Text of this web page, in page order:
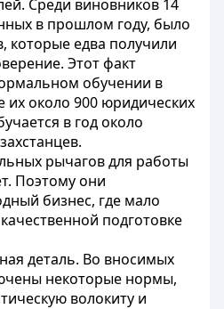
Среди виновников 14
в прошлом году, было
которые едва получили
Этот факт
обучении в
их около 900 юридических
в год около
рычагов для работы
Поэтому они
бизнес, где мало
подготовке
деталь. Во вносимых
некоторые нормы,
волокиту и